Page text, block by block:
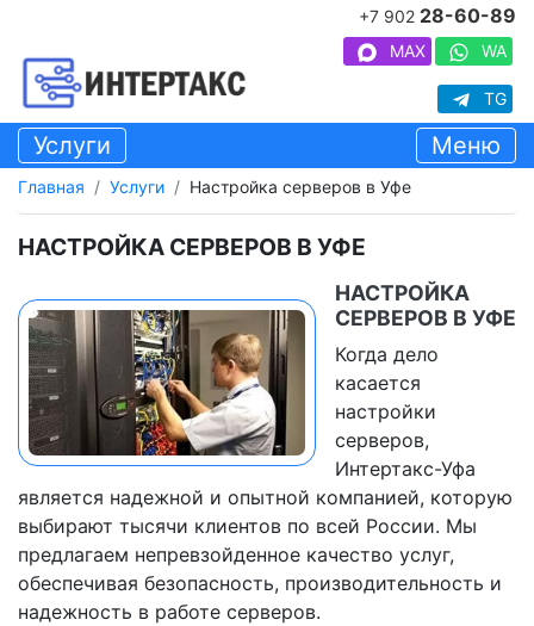
+7 902 28-60-89
MAX WA
TG
Услуги Меню
Главная Услуги Настройка серверов в Уфе
НАСТРОЙКА СЕРВЕРОВ В УФЕ
НАСТРОЙКА
СЕРВЕРОВ В УФЕ
Когда дело
касается
настройки
серверов,
Интертакс-Уфа
является надежной и опытной компанией, которую
выбирают тысячи клиентов по всей России. Мы
предлагаем непревзойденное качество услуг,
обеспечивая безопасность, производительность и
надежность в работе серверов.